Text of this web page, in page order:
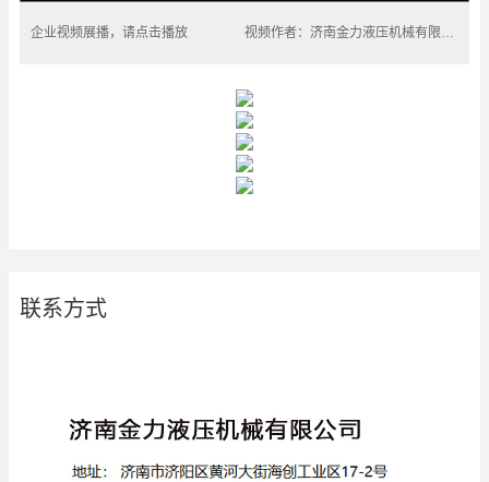
企业视频展播，请点击播放
联系方式